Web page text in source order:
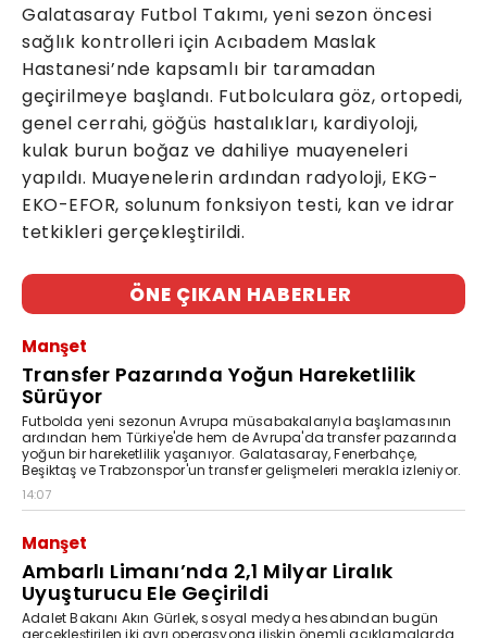
Galatasaray Futbol Takımı, yeni sezon öncesi
sağlık kontrolleri için Acıbadem Maslak
Hastanesi’nde kapsamlı bir taramadan
geçirilmeye başlandı. Futbolculara göz, ortopedi,
genel cerrahi, göğüs hastalıkları, kardiyoloji,
kulak burun boğaz ve dahiliye muayeneleri
yapıldı. Muayenelerin ardından radyoloji, EKG-
EKO-EFOR, solunum fonksiyon testi, kan ve idrar
tetkikleri gerçekleştirildi.
ÖNE ÇIKAN HABERLER
Manşet
Transfer Pazarında Yoğun Hareketlilik
Sürüyor
Futbolda yeni sezonun Avrupa müsabakalarıyla başlamasının
ardından hem Türkiye'de hem de Avrupa'da transfer pazarında
yoğun bir hareketlilik yaşanıyor. Galatasaray, Fenerbahçe,
Beşiktaş ve Trabzonspor'un transfer gelişmeleri merakla izleniyor.
14:07
Manşet
Ambarlı Limanı’nda 2,1 Milyar Liralık
Uyuşturucu Ele Geçirildi
Adalet Bakanı Akın Gürlek, sosyal medya hesabından bugün
gerçekleştirilen iki ayrı operasyona ilişkin önemli açıklamalarda